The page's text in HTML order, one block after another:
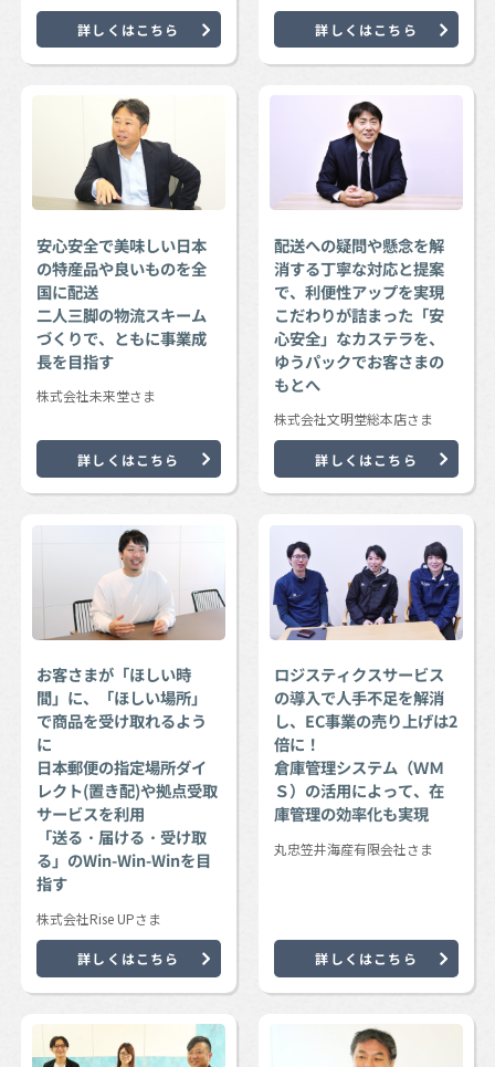
詳しくはこちら 詳しくはこちら
安心安全で美味しい日本
の特産品や良いものを全
国に配送
二人三脚の物流スキーム
づくりで、ともに事業成
長を目指す
株式会社未来堂さま
詳しくはこちら
配送への疑問や懸念を解
消する丁寧な対応と提案
で、利便性アップを実現
こだわりが詰まった「安
心安全」なカステラを、
ゆうパックでお客さまの
もとへ
株式会社文明堂総本店さま
詳しくはこちら
お客さまが「ほしい時
間」に、「ほしい場所」
で商品を受け取れるよう
に
日本郵便の指定場所ダイ
レクト(置き配)や拠点受取
サービスを利用
「送る・届ける・受け取
る」のWin-Win-Winを目
指す
株式会社Rise UPさま
詳しくはこちら
ロジスティクスサービス
の導入で人手不足を解消
し、EC事業の売り上げは2
倍に！
倉庫管理システム（ＷＭ
Ｓ）の活用によって、在
庫管理の効率化も実現
丸忠笠井海産有限会社さま
詳しくはこちら